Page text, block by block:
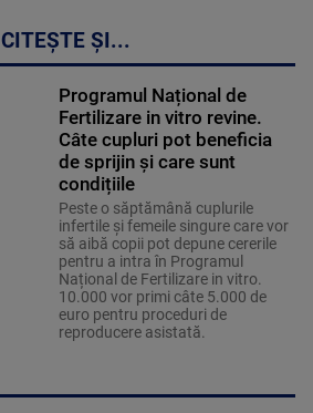
CITEȘTE ȘI...
Programul Național de
Fertilizare in vitro revine.
Câte cupluri pot beneficia
de sprijin și care sunt
condițiile
Peste o săptămână cuplurile
infertile și femeile singure care vor
să aibă copii pot depune cererile
pentru a intra în Programul
Național de Fertilizare in vitro.
10.000 vor primi câte 5.000 de
euro pentru proceduri de
reproducere asistată.